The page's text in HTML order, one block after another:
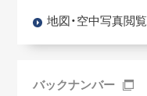
地図・空中写真閲覧
バックナンバー